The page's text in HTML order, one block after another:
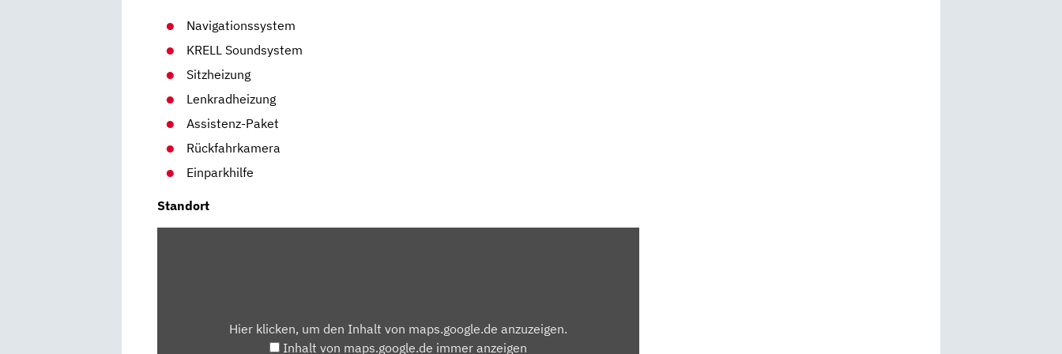
Navigationssystem
KRELL Soundsystem
Sitzheizung
Lenkradheizung
Assistenz-Paket
Rückfahrkamera
Einparkhilfe
Standort
Hier klicken, um den Inhalt von maps.google.de anzuzeigen.
Inhalt von maps.google.de immer anzeigen